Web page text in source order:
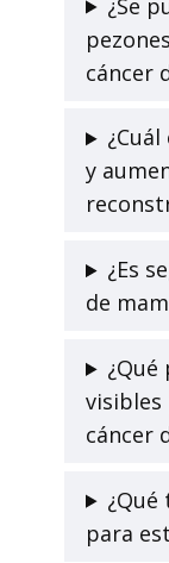
cáncer
y
¿Es
de
¿Qué
cáncer
¿Qué
para